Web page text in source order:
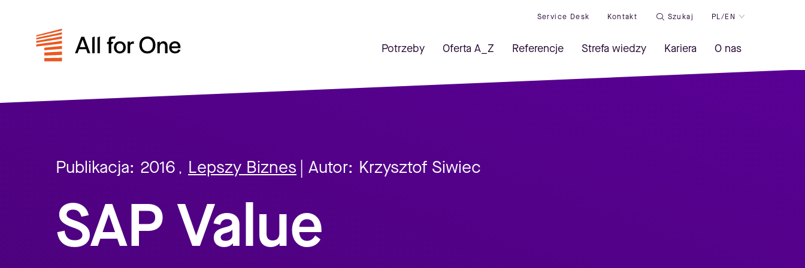
Service Desk Kontakt Szukaj PL/EN
Potrzeby Oferta A_Z Referencje Strefa wiedzy Kariera O nas
Publikacja: 2016 , Lepszy Biznes | Autor: Krzysztof Siwiec
SAP Value